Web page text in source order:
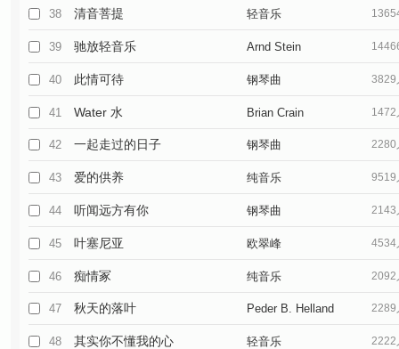
38 清音菩提 轻音乐
39 驰放轻音乐 Arnd Stein
40 此情可待 钢琴曲 3829
41 Water 水 Brian Crain 1472
42 一起走过的日子 钢琴曲 2280
43 爱的供养 纯音乐 9519
44 听闻远方有你 钢琴曲 2143
45 叶塞尼亚 欧翠峰 4534
46 痴情冢 纯音乐 2092
47 秋天的落叶 Peder B. Helland 2289
48 其实你不懂我的心 轻音乐 2222